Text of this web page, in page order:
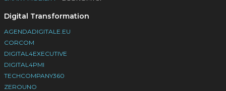
Digital Transformation
AGENDADIGITALE.EU
CORCOM
DIGITAL4EXECUTIVE
DIGITAL4PMI
TECHCOMPANY360
ZEROUNO